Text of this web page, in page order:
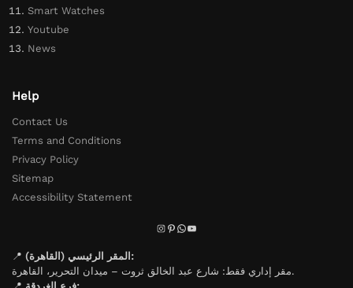
Smart Watches
Youtube
News
Help
Contact Us
Terms and Conditions
Privacy Policy
Sitemap
Accessibility Statement
📍
المقر الرئيسي (القاهرة):
مقر إداري فقط: شارع عبد الخالق ثروت – ميدان التحرير، القاهرة.